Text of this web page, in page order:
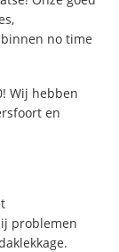
no time
Wij hebben
en
problemen